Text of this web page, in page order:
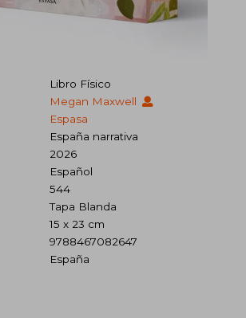
Libro Físico
Megan Maxwell
Espasa
España narrativa
2026
Español
544
Tapa Blanda
15 x 23 cm
9788467082647
España